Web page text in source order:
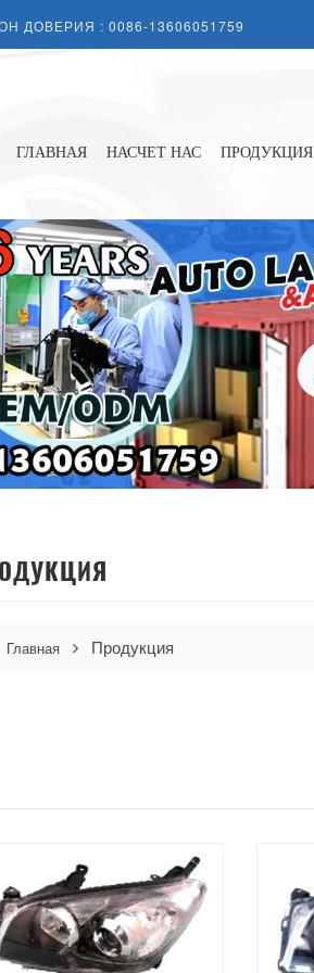
ДОВЕРИЯ : 0086-13606051759
ГЛАВНАЯ НАСЧЕТ НАС ПРОДУКЦИЯ
Главная Продукция